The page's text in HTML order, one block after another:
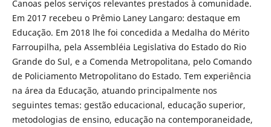
Canoas pelos serviços relevantes prestados à comunidade.
Em 2017 recebeu o Prêmio Laney Langaro: destaque em
Educação. Em 2018 lhe foi concedida a Medalha do Mérito
Farroupilha, pela Assembléia Legislativa do Estado do Rio
Grande do Sul, e a Comenda Metropolitana, pelo Comando
de Policiamento Metropolitano do Estado. Tem experiência
na área da Educação, atuando principalmente nos
seguintes temas: gestão educacional, educação superior,
metodologias de ensino, educação na contemporaneidade,